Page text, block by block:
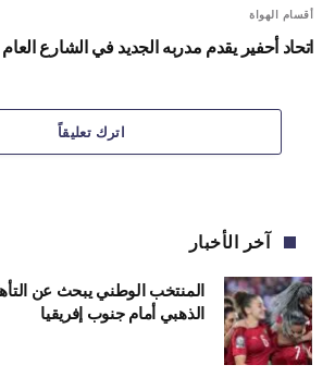
أقسام الهواة
اتحاد أحفير يقدم مدربه الجديد في الشارع العام
اترك تعليقاً
آخر الأخبار
المنتخب الوطني يبحث عن
الذهبي أمام جنوب إفريقيا